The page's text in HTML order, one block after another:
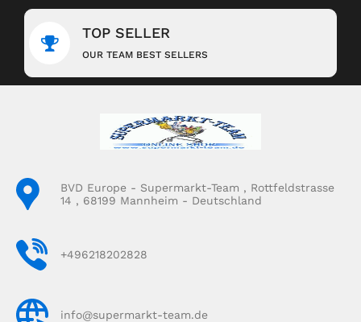
TOP SELLER
OUR TEAM BEST SELLERS
BVD Europe - Supermarkt-Team , Rottfeldstrasse
14 , 68199 Mannheim - Deutschland
+496218202828
info@supermarkt-team.de